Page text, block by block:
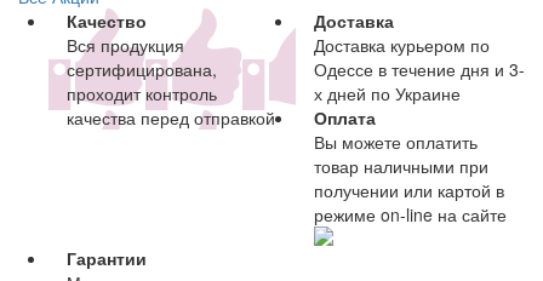
Качество
Вся продукция
сертифицирована,
проходит контроль
качества перед отправкой
Доставка
Доставка курьером по
Одессе в течение дня и 3-
х дней по Украине
Оплата
Вы можете оплатить
товар наличными при
получении или картой в
режиме on-line на сайте
Гарантии